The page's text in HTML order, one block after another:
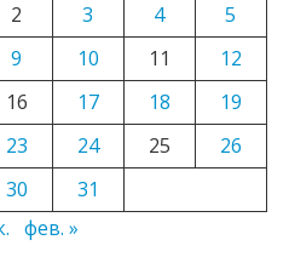
2 3 4
5
9 10 11
12
16 17 18
19
23 24 25
26
30
31
фев. »